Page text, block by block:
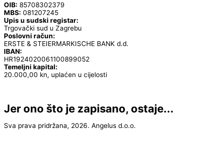
OIB: 85708302379
MBS: 081207245
Upis u sudski registar:
Trgovački sud u Zagrebu
Poslovni račun:
ERSTE & STEIERMARKISCHE BANK d.d.
IBAN:
HR1924020061100899052
Temeljni kapital:
20.000,00 kn, uplaćen u cijelosti
Jer ono što je zapisano, ostaje...
Sva prava pridržana, 2026. Angelus d.o.o.